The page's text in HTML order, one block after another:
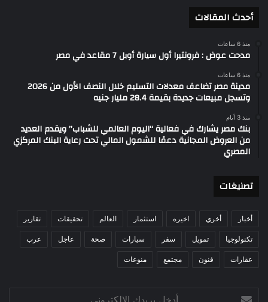
أحدث المقالات
منذ 6 ساعات
مدحت عوض : فرونتيرا أول سيارة أوبل 7 مقاعد في مصر
منذ 6 ساعات
مدينة مصر تضاعف معدلات التسليم خلال النصف الأول من 2026
وتسجل مبيعات جديدة بقيمة 28.4 مليار جنيه
منذ 3 أيام
بنك مصر يشارك في فعالية “اليوم العالمي للشباب” ويقدم العديد
من العروض المجانية دعمًا للشمول المالي تحت رعاية البنك المركزي
المصري
تصنيغات
أخبار أخري اخيره استثمار العالم تحقيقات تقارير
تكنولوجيا تمويل سفر سيارات صحة عاجل عرب
عقارات فنون مجتمع منوعات